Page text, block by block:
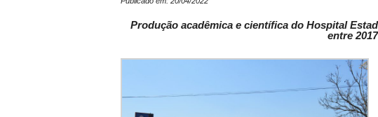
Produção acadêmica e científica do Hospital
entre